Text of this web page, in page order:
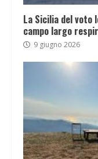
La Sicilia del
campo largo
9 giugno 2026